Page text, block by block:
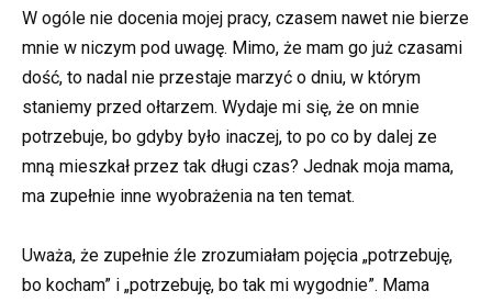
W ogóle nie docenia mojej pracy, czasem nawet nie bierze
mnie w niczym pod uwagę. Mimo, że mam go już czasami
dość, to nadal nie przestaje marzyć o dniu, w którym
staniemy przed ołtarzem. Wydaje mi się, że on mnie
potrzebuje, bo gdyby było inaczej, to po co by dalej ze
mną mieszkał przez tak długi czas? Jednak moja mama,
ma zupełnie inne wyobrażenia na ten temat.
Uważa, że zupełnie źle zrozumiałam pojęcia „potrzebuję,
bo kocham” i „potrzebuję, bo tak mi wygodnie”. Mama